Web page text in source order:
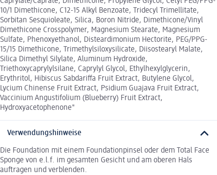
10/1 Dimethicone, C12-15 Alkyl Benzoate, Tridecyl Trimellitate,
Sorbitan Sesquioleate, Silica, Boron Nitride, Dimethicone/Vinyl
Dimethicone Crosspolymer, Magnesium Stearate, Magnesium
Sulfate, Phenoxyethanol, Disteardimonium Hectorite, PEG/PPG-
15/15 Dimethicone, Trimethylsiloxysilicate, Diisostearyl Malate,
Silica Dimethyl Silylate, Aluminum Hydroxide,
Triethoxycaprylylsilane, Caprylyl Glycol, Ethylhexylglycerin,
Erythritol, Hibiscus Sabdariffa Fruit Extract, Butylene Glycol,
Lycium Chinense Fruit Extract, Psidium Guajava Fruit Extract,
Vaccinium Angustifolium (Blueberry) Fruit Extract,
Hydroxyacetophenone"
Verwendungshinweise
Die Foundation mit einem Foundationpinsel oder dem Total Face
Sponge von e.l.f. im gesamten Gesicht und am oberen Hals
auftragen und verblenden.